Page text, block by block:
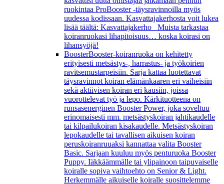
ruokintaa ProBooster -täysravinnoilla myös
uudessa kodissaan. Kasvattajakerhosta voit lukea
lisää täältä: Kasvattajakerho Muista tarkastaa
koiranruokasi lihapitoisuus… koska koirasi on
lihansyöjä!
BoosterBooster-koiranruoka on kehitetty
erityisesti metsästys-, harrastus- ja työkoirien
ravitsemustarpeisiin. Sarja kattaa luotettavat
täysravinnot koiran elämänkaaren eri vaiheisiin
sekä aktiivisen koiran eri kausiin, joissa
vuorottelevat työ ja lepo. Kärkituotteena on
runsasenerginen Booster Power, joka soveltuu
erinomaisesti mm. metsästyskoiran jahtikaudelle
tai kilpailukoiran kisakaudelle. Metsästyskoiran
lepokaudelle tai tavallisen aikuisen koiran
peruskoiranruuaksi kannattaa valita Booster
Basic. Sarjaan kuuluu myös penturuoka Booster
Puppy. Iäkkäämmälle tai ylipainoon taipuvaiselle
koiralle sopiva vaihtoehto on Senior & Light.
Herkemmälle aikuiselle koiralle suosittelemme